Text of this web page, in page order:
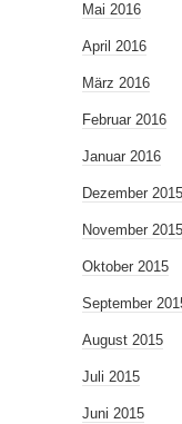
Mai 2016
April 2016
März 2016
Februar 2016
Januar 2016
Dezember 2015
November 2015
Oktober 2015
September
August 2015
Juli 2015
Juni 2015